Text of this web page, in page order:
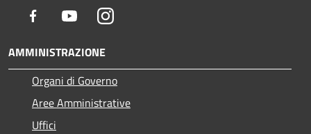
Facebook YoutubeInstagram
AMMINISTRAZIONE
Organi di Governo
Aree Amministrative
Uffici